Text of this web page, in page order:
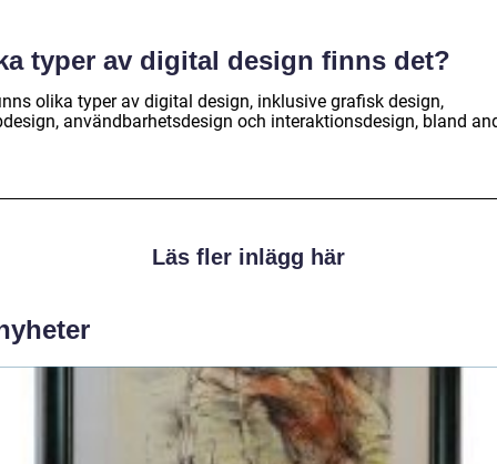
typer av digital design finns det?
olika typer av digital design, inklusive grafisk design,
användbarhetsdesign och interaktionsdesign, bland
Läs fler inlägg här